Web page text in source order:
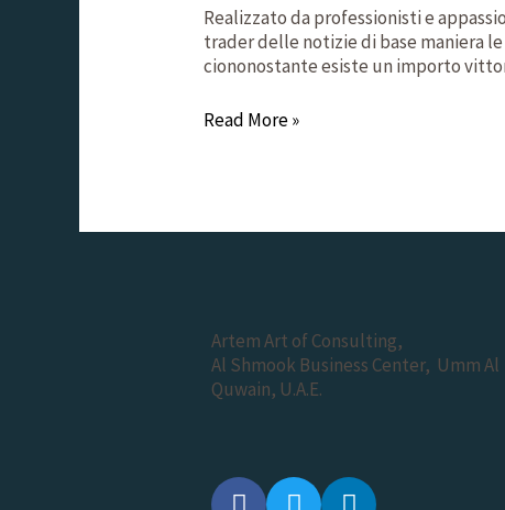
Realizzato da professionisti e
trader delle notizie di base maniera
ciononostante esiste un importo
Read More »
Artem Art of Consulting,
Al Shmook Business Center, Umm Al
Quwain, U.A.E.